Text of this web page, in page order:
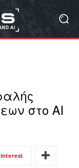
στο AI